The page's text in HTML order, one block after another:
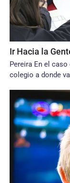
Ir Hacia la
Pereira En el
colegio a donde